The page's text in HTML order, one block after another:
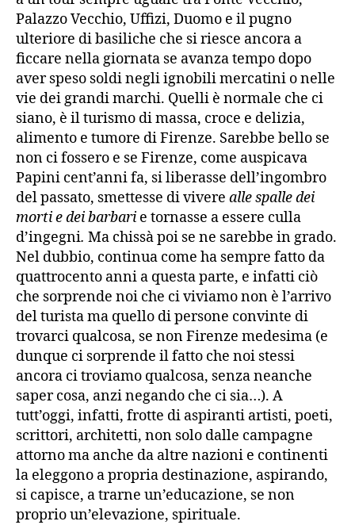
Palazzo Vecchio, Uffizi, Duomo e il pugno
ulteriore di basiliche che si riesce ancora a
ficcare nella giornata se avanza tempo dopo
aver speso soldi negli ignobili mercatini o nelle
vie dei grandi marchi. Quelli è normale che ci
siano, è il turismo di massa, croce e delizia,
alimento e tumore di Firenze. Sarebbe bello se
non ci fossero e se Firenze, come auspicava
Papini cent’anni fa, si liberasse dell’ingombro
del passato, smettesse di vivere alle spalle dei
morti e dei barbari e tornasse a essere culla
d’ingegni. Ma chissà poi se ne sarebbe in grado.
Nel dubbio, continua come ha sempre fatto da
quattrocento anni a questa parte, e infatti ciò
che sorprende noi che ci viviamo non è l’arrivo
del turista ma quello di persone convinte di
trovarci qualcosa, se non Firenze medesima (e
dunque ci sorprende il fatto che noi stessi
ancora ci troviamo qualcosa, senza neanche
saper cosa, anzi negando che ci sia…). A
tutt’oggi, infatti, frotte di aspiranti artisti, poeti,
scrittori, architetti, non solo dalle campagne
attorno ma anche da altre nazioni e continenti
la eleggono a propria destinazione, aspirando,
si capisce, a trarne un’educazione, se non
proprio un’elevazione, spirituale.